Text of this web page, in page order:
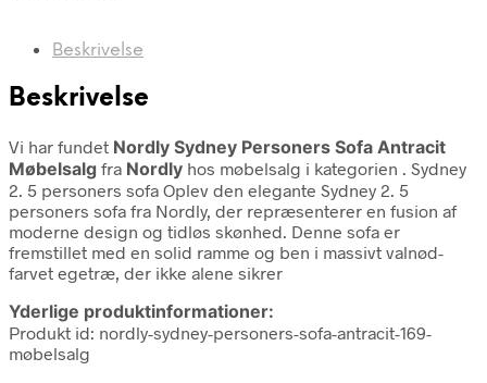
Beskrivelse
Beskrivelse
Vi har fundet Nordly Sydney Personers Sofa Antracit
Møbelsalg fra Nordly hos møbelsalg i kategorien . Sydney
2. 5 personers sofa Oplev den elegante Sydney 2. 5
personers sofa fra Nordly, der repræsenterer en fusion af
moderne design og tidløs skønhed. Denne sofa er
fremstillet med en solid ramme og ben i massivt valnød-
farvet egetræ, der ikke alene sikrer
Yderlige produktinformationer:
Produkt id: nordly-sydney-personers-sofa-antracit-169-
møbelsalg